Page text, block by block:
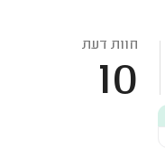
חוות דעת
10